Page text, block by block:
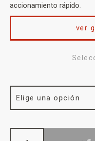
accionamiento rápido.
ver